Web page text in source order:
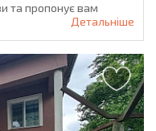
та пропонує вам
Детальніше